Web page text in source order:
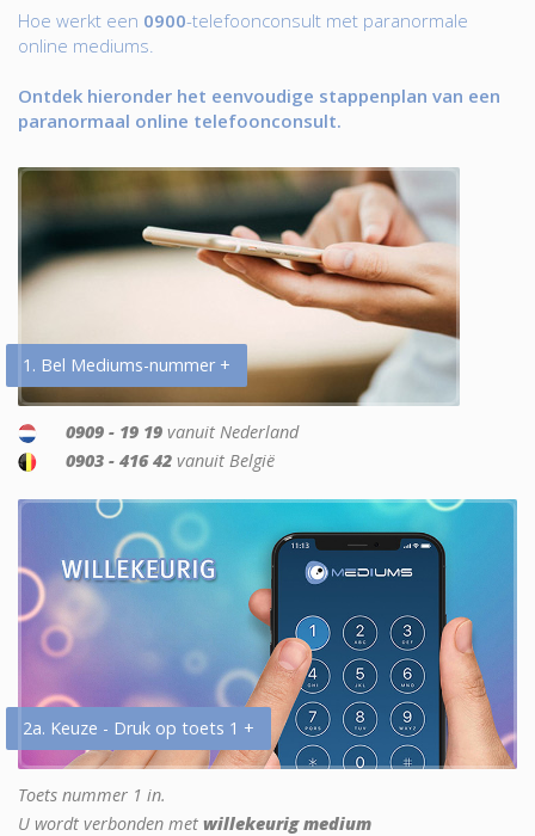
Hoe werkt een 0900-telefoonconsult met paranormale
online mediums.
Ontdek hieronder het eenvoudige stappenplan van een
paranormaal online telefoonconsult.
1. Bel Mediums-nummer +
0909 - 19 19 vanuit Nederland
0903 - 416 42 vanuit België
2a. Keuze - Druk op toets 1 +
Toets nummer 1 in.
U wordt verbonden met willekeurig medium